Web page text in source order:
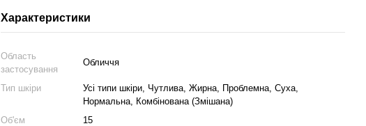
Характеристики
Область
застосування
Обличчя
Тип шкіри
Усі типи шкіри, Чутлива, Жирна, Проблемна, Суха,
Нормальна, Комбінована (Змішана)
Об'єм
15